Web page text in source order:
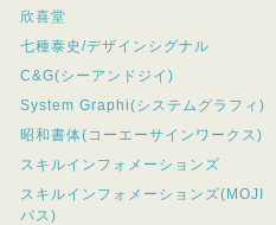
欣喜堂
七種泰史/デザインシグナル
C&G(シーアンドジイ)
System Graphi(システムグラフィ)
昭和書体(コーエーサインワークス)
スキルインフォメーションズ
スキルインフォメーションズ(MOJI
パス)